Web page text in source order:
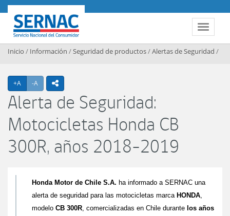
Contenido principal
Toggle
SERNAC
Inicio / Información /Seguridad de productos/Alertas de Seguridad /
+A Agrandar texto
-A Achicar textoicono compartir
Alerta de Seguridad:
Motocicletas Honda CB
300R, años 2018-2019
Honda Motor de Chile S.A. ha informado a SERNAC una
alerta de seguridad para las motocicletas marca HONDA
modelo CB 300R , comercializadas en Chile durante los años